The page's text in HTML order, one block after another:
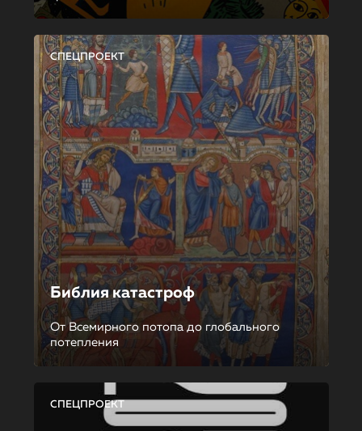
СПЕЦПРОЕКТ
Библия катастроф
От Всемирного потопа до глобального
потепления
СПЕЦПРОЕКТ